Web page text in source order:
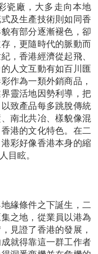
瓷廠，大多走向本地
及生產技術則如同香
有部分逐漸褪色，卻
，更隨時代的脈動而
，香港經濟從起飛、
人文互動有如百川匯
作為一類外銷商品，
靈活地因勢利導，把
致產品每多跳脫傳統
南北共冶、樣貌像混
港的文化特色。在二
彩好像香港本身的縮
目眩。
緣條件之下誕生，二
之地，從業員以港為
見證了香港的發展，
就得靠這一群工作者